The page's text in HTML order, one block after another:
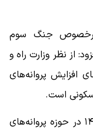
درخصوص جنگ سوم
از نظر وزارت راه و
افزایش پروانه‌های
است.
این مقام مسئول یادآور شد: در سال ۱۴۰۳ در حوزه پروانه‌های